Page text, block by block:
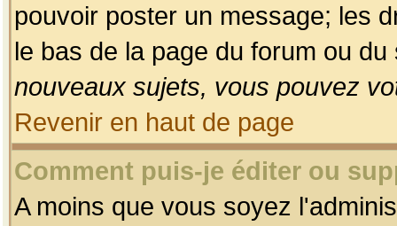
pouvoir poster un message; les
le bas de la page du forum ou
nouveaux sujets, vous pouvez
Revenir en haut de page
Comment puis-je éditer ou
A moins que vous soyez